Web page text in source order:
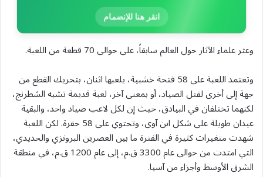
انقر هنا للإنضمام
وعثر علماء الآثار حول العالم سابقاً، على حوالى 70 قطعة من اللعبة.
وتعتمد اللعبة على 58 فتحة خشبية، يلعبها اثنان، بتحريك القطع من
جهة إلى أخرى لقتل الصياد، أو بمعنى آخر، لعبة قديمة تشبه الشطرنج،
لكنهما تختلفان في البيادق، حيث إن لكل لاعب صياد واحد، والبقية
عيدان طويلة على شكل ابن آوى، وتحتوي على 58 حفرة. لكن اللعبة
شهدت متغيرات كثيرة في الفترة ما بين العصرين البرونزي والحديدي،
التي امتدت من حوالى عام 3300 ق.م، إلى عام 1200 ق.م، في منطقة
الشرق الأوسط وأجزاء من آسيا.